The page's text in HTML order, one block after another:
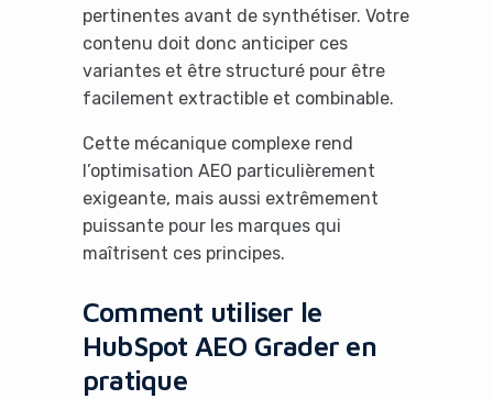
pertinentes avant de synthétiser. Votre
contenu doit donc anticiper ces
variantes et être structuré pour être
facilement extractible et combinable.
Cette mécanique complexe rend
l’optimisation AEO particulièrement
exigeante, mais aussi extrêmement
puissante pour les marques qui
maîtrisent ces principes.
Comment utiliser le
HubSpot AEO Grader en
pratique